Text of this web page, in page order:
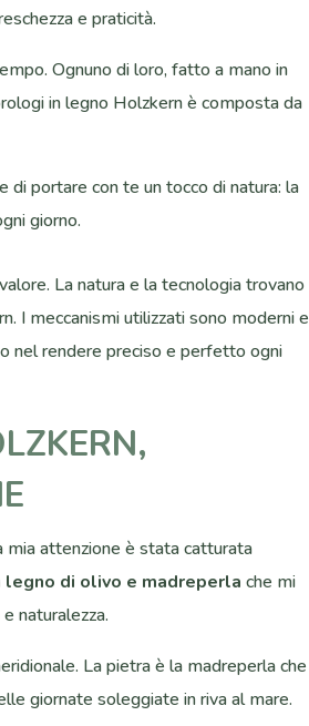
e praticità.
Ognuno di loro, fatto a mano in
in legno Holzkern è composta da
portare con te un tocco di natura: la
giorno.
La natura e la tecnologia trovano
I meccanismi utilizzati sono moderni e
nel rendere preciso e perfetto ogni
mia attenzione è stata catturata
di olivo e madreperla che mi
naturalezza.
La pietra è la madreperla che
giornate soleggiate in riva al mare.